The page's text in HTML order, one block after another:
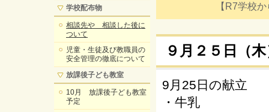
学校配布物
相談先や 相談した後に
ついて
児童・生徒及び教職員の
安全管理の徹底について
放課後子ども教室
10月 放課後子ども教室
予定
【R7学校
９月２５日（
9月25日の献立
・牛乳